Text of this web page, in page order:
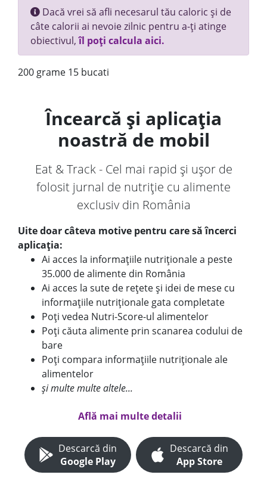
Dacă vrei să afli necesarul tău caloric și de
câte calorii ai nevoie zilnic pentru a-ți atinge
obiectivul,îl poți calcula aici.
200 grame 15 bucati
Încearcă și aplicația
noastră de mobil
Eat & Track - Cel mai rapid și ușor de
folosit jurnal de nutriție cu alimente
exclusiv din România
Uite doar câteva motive pentru care să încerci
aplicația:
Ai acces la informațiile nutriționale a peste
35.000 de alimente din România
Ai acces la sute de rețete și idei de mese cu
informațiile nutriționale gata completate
Poți vedea Nutri-Score-ul alimentelor
Poți căuta alimente prin scanarea codului de
bare
Poți compara informațiile nutriționale ale
alimentelor
și multe multe altele...
Află mai multe detalii
Descarcă din
Google Play
Descarcă din
App Store